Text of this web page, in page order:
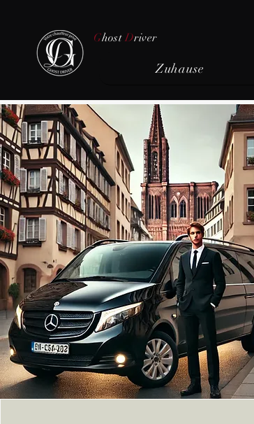
Ghost Driver
Zuhause